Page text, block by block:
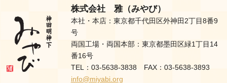
株式会社 雅（みやび）
本社・本店：東京都千代田区外神田2丁目8番9
号
両国工場・両国本部：東京都墨田区緑1丁目14
番16号
TEL：03-5638-3838 FAX：03-5638-3893
info@miyabi.org